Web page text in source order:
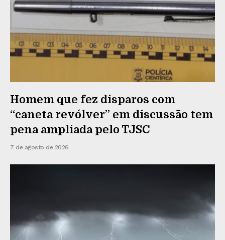
Homem que fez disparos com
“caneta revólver” em discussão tem
pena ampliada pelo TJSC
7 de agosto de 2026